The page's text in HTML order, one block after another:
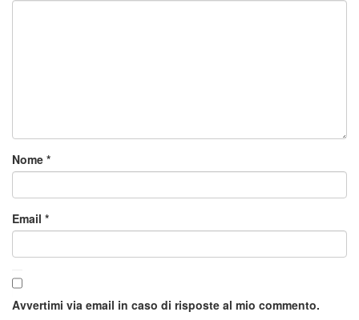
Nome *
Email *
Avvertimi via email in caso di risposte al mio commento.